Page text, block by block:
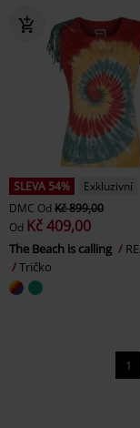
SLEVA 54%
Exkluzivní
DMC Od Kč 899,00
Od Kč 409,00
The Beach is calling
Tričko
1